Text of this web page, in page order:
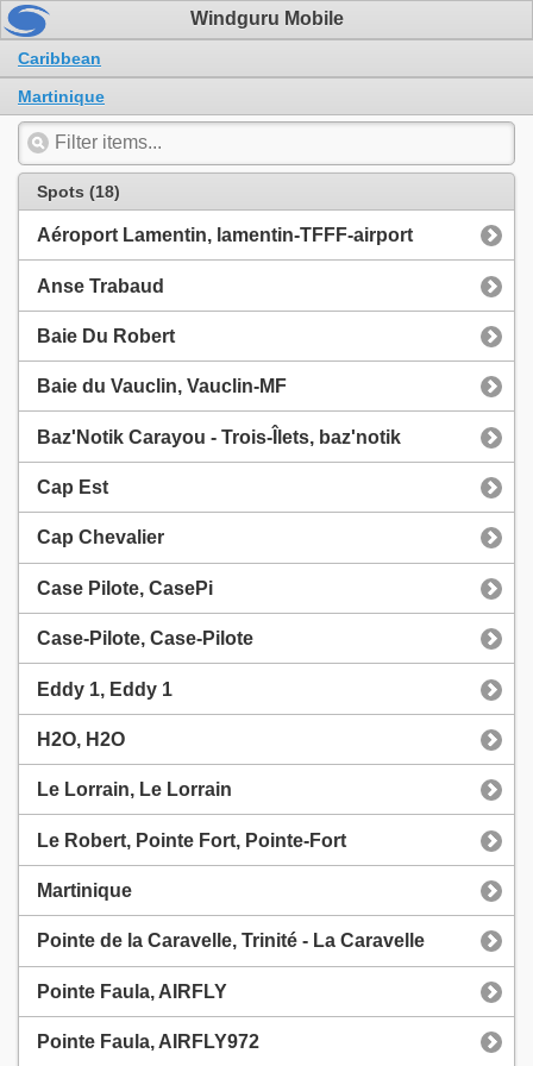
Windguru Mobile
Caribbean
Martinique
Spots (18)
Aéroport Lamentin, lamentin-TFFF-airport
Anse Trabaud
Baie Du Robert
Baie du Vauclin, Vauclin-MF
Baz'Notik Carayou - Trois-Îlets, baz'notik
Cap Est
Cap Chevalier
Case Pilote, CasePi
Case-Pilote, Case-Pilote
Eddy 1, Eddy 1
H2O, H2O
Le Lorrain, Le Lorrain
Le Robert, Pointe Fort, Pointe-Fort
Martinique
Pointe de la Caravelle, Trinité - La Caravelle
Pointe Faula, AIRFLY
Pointe Faula, AIRFLY972